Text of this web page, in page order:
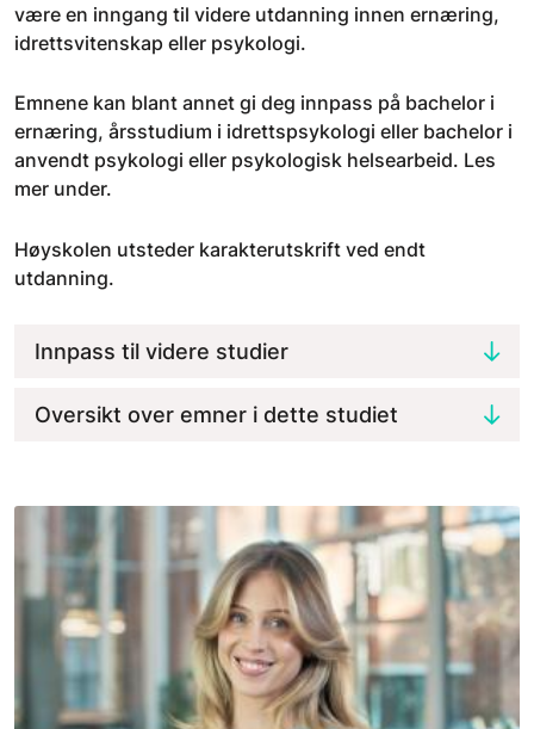
være en inngang til videre utdanning innen ernæring,
idrettsvitenskap eller psykologi.
Emnene kan blant annet gi deg innpass på bachelor i
ernæring, årsstudium i idrettspsykologi eller bachelor i
anvendt psykologi eller psykologisk helsearbeid. Les
mer under.
Høyskolen utsteder karakterutskrift ved endt
utdanning.
Innpass til videre studier
Oversikt over emner i dette studiet